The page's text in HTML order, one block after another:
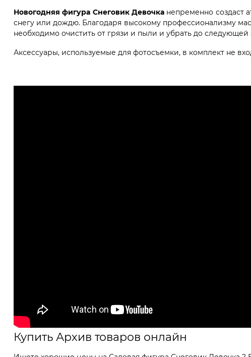
Новогодняя фигура Снеговик Девочка непременно создаст
снегу или дождю. Благодаря высокому профессионализму
необходимо очистить от грязи и пыли и убрать до
Аксессуары, используемые для фотосъемки, в комплект не
Купить Архив товаров онлайн